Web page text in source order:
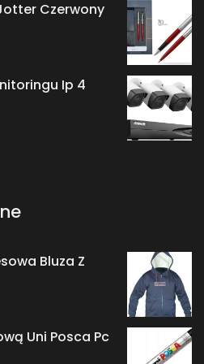
Czerwony
Ip 4
Bluza Z
Uni Posca Pc